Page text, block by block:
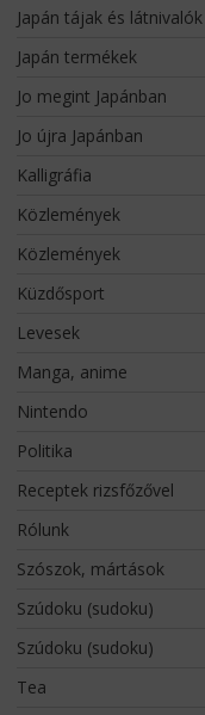
Japán tájak és látnivalók
Japán termékek
Jo megint Japánban
Jo újra Japánban
Kalligráfia
Közlemények
Közlemények
Küzdősport
Levesek
Manga, anime
Nintendo
Politika
Receptek rizsfőzővel
Rólunk
Szószok, mártások
Szúdoku (sudoku)
Szúdoku (sudoku)
Tea